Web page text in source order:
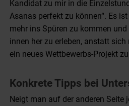
Kandidat zu mir in die
Asanas perfekt zu können“. Es
mehr ins Spüren zu kommen
innen her zu erleben, anstatt
ein neues Wettbewerbs-Projekt
Konkrete Tipps bei
Neigt man auf der anderen Seite